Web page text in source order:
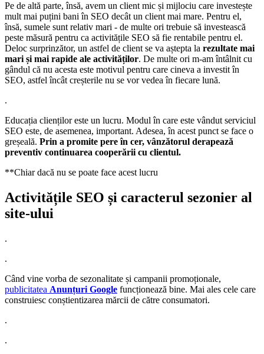
Pe de altă parte, însă, avem un client mic și mijlociu care investește
mult mai puțini bani în SEO decât un client mai mare. Pentru el,
însă, sumele sunt relativ mari - de multe ori trebuie să investească
peste măsură pentru ca activitățile SEO să fie rentabile pentru el.
Deloc surprinzător, un astfel de client se va aștepta la rezultate mai
mari și mai rapide ale activităților. De multe ori m-am întâlnit cu
gândul că nu acesta este motivul pentru care cineva a investit în
SEO, astfel încât creșterile nu se vor vedea în fiecare lună.
.
Educația clienților este un lucru. Modul în care este vândut serviciul
SEO este, de asemenea, important. Adesea, în acest punct se face o
greșeală. Prin a promite pere în cer, vânzătorul derapează
preventiv continuarea cooperării cu clientul.
**Chiar dacă nu se poate face acest lucru
Activitățile SEO și caracterul sezonier al
site-ului
.
.
Când vine vorba de sezonalitate și campanii promoționale,
publicitatea Anunțuri Google funcționează bine. Mai ales cele care
construiesc conștientizarea mărcii de către consumatori.
.
.